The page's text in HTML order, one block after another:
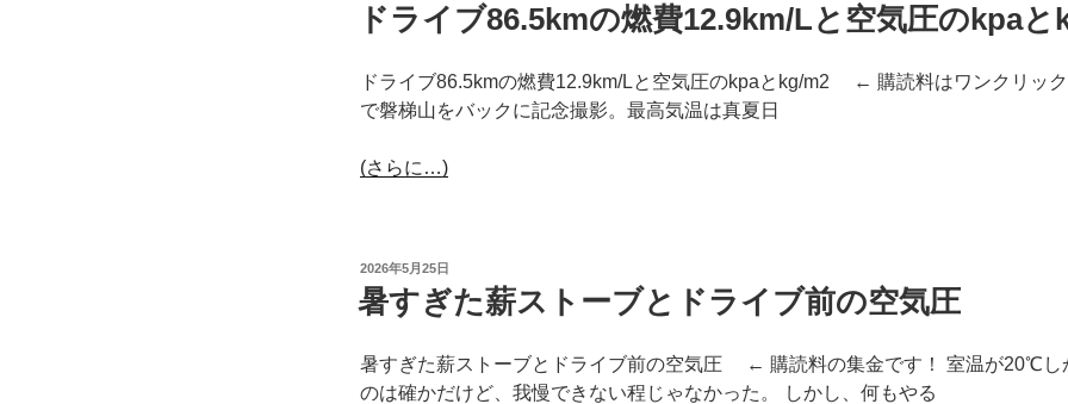
日:
ドライブ86.5kmの燃費12.9km/Lと空気圧のkpaと
ドライブ86.5kmの燃費12.9km/Lと空気圧のkpaとkg/m2 ← 購読料はワンクリッ
で磐梯山をバックに記念撮影。最高気温は真夏日
(さらに…)
投
稿
日:
2026年5月25日
暑すぎた薪ストーブとドライブ前の空気圧
暑すぎた薪ストーブとドライブ前の空気圧 ← 購読料の集金です！ 室温が20℃し
のは確かだけど、我慢できない程じゃなかった。 しかし、何もやる